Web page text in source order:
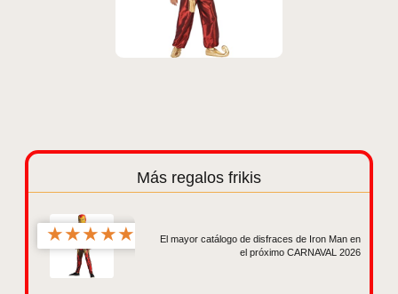
Más regalos frikis
★★★★★
El mayor catálogo de disfraces de Iron Man en
el próximo CARNAVAL 2026